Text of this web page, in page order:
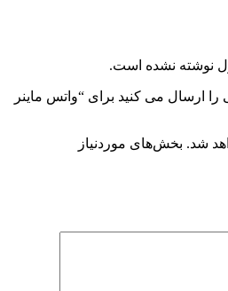
نوشته نشده است.
را ارسال می کنید برای “واتس ماینر
شد. بخش‌های موردنیاز